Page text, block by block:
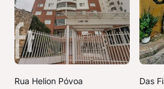
Rua Helion Póvoa Das